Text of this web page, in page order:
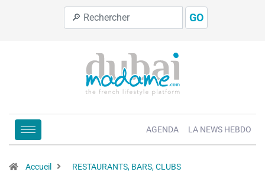
GO
AGENDA LA NEWS HEBDO
Accueil
RESTAURANTS, BARS, CLUBS